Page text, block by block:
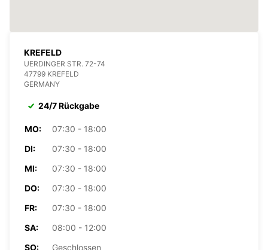
KREFELD
UERDINGER STR. 72-74
47799 KREFELD
GERMANY
24/7 Rückgabe
MO:
07:30 - 18:00
DI:
07:30 - 18:00
MI:
07:30 - 18:00
DO:
07:30 - 18:00
FR:
07:30 - 18:00
SA:
08:00 - 12:00
SO:
Geschlossen